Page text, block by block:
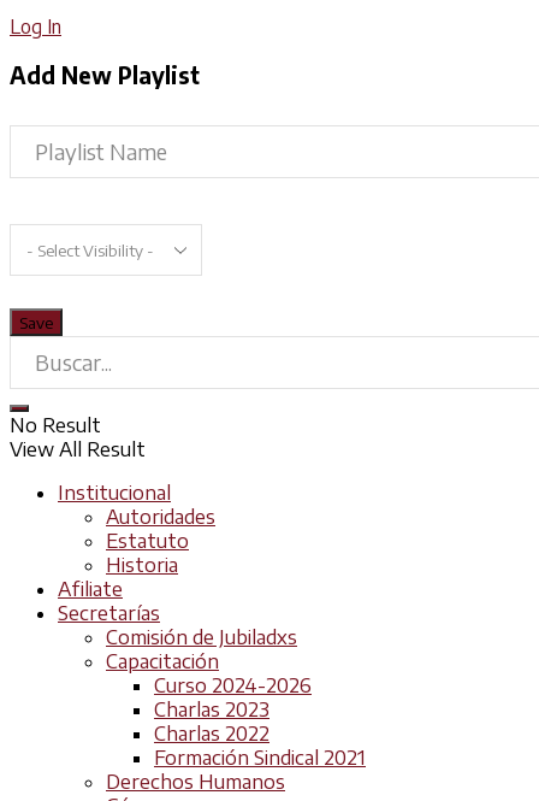
Log In
Add New Playlist
No Result
View All Result
Institucional
Autoridades
Estatuto
Historia
Afiliate
Secretarías
Comisión de Jubiladxs
Capacitación
Curso 2024-2026
Charlas 2023
Charlas 2022
Formación Sindical 2021
Derechos Humanos